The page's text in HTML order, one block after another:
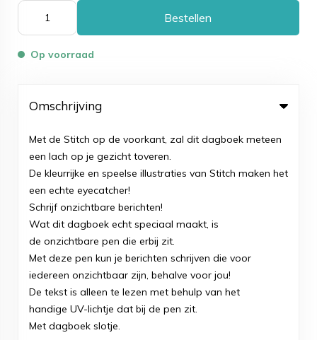
Bestellen
Op voorraad
Omschrijving
Met de Stitch op de voorkant, zal dit dagboek meteen
een lach op je gezicht toveren.
De kleurrijke en speelse illustraties van Stitch maken het
een echte eyecatcher!
Schrijf onzichtbare berichten!
Wat dit dagboek echt speciaal maakt, is
de onzichtbare pen die erbij zit.
Met deze pen kun je berichten schrijven die voor
iedereen onzichtbaar zijn, behalve voor jou!
De tekst is alleen te lezen met behulp van het
handige UV-lichtje dat bij de pen zit.
Met dagboek slotje.